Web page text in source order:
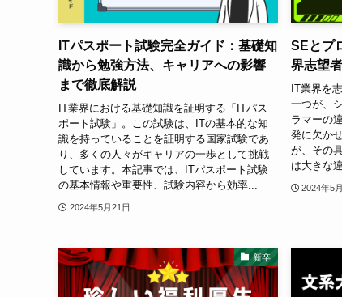
ITパスポート試験完全ガイド：基礎知
識から勉強方法、キャリアへの影響
まで徹底解説
IT業界における基礎知識を証明する「ITパス
ポート試験」。この試験は、ITの基本的な知
識を持っていることを証明する国家試験であ
り、多くの人々がキャリアの一歩として挑戦
しています。本記事では、ITパスポート試験
の基本情報や重要性、試験内容から効率...
2024年5月21日
SEとプ
界志望
IT業界を
一つが、
ラマーの
発に欠か
が、その
は大きな
2024年5
新卒